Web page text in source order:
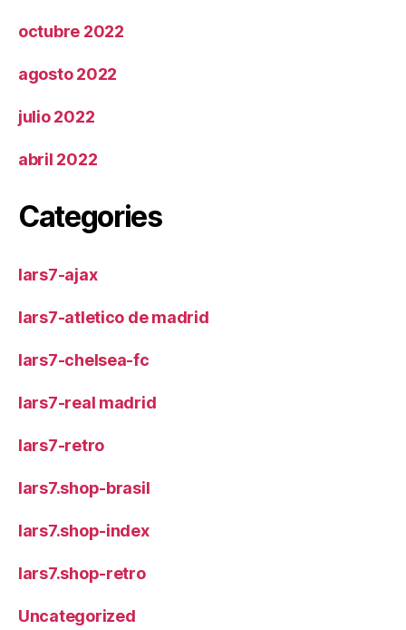
octubre 2022
agosto 2022
julio 2022
abril 2022
Categories
lars7-ajax
lars7-atletico de madrid
lars7-chelsea-fc
lars7-real madrid
lars7-retro
lars7.shop-brasil
lars7.shop-index
lars7.shop-retro
Uncategorized